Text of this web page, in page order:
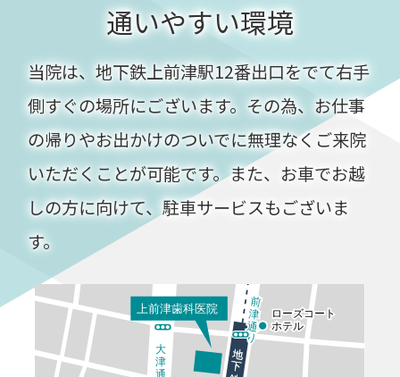
通いやすい環境
当院は、地下鉄上前津駅12番出口をでて右手
側すぐの場所にございます。その為、お仕事
の帰りやお出かけのついでに無理なくご来院
いただくことが可能です。また、お車でお越
しの方に向けて、駐車サービスもございま
す。